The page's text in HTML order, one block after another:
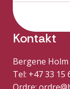
Kontakt
Bergene Holm
Tel: +47 33 15